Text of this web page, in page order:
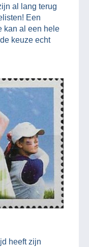
al lang terug
Een
kan al een hele
keuze echt
heeft zijn